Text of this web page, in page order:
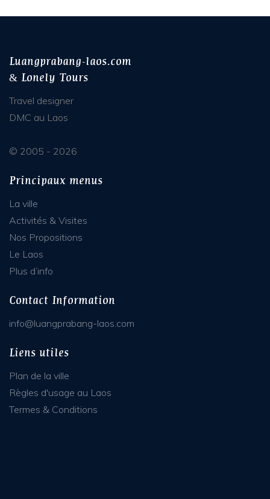
Luangprabang-laos.com
& Lonely Tours
Travel designer
DMC au Laos
© 2005 - 2026
Principaux menus
La ville
Activités & Visites
Nos Propositions
Le Laos
Plus d’info
Contact Information
info@luangprabang-laos.com
Liens utiles
Plan de la ville
Règles d'usage au Laos
Termes & Conditions